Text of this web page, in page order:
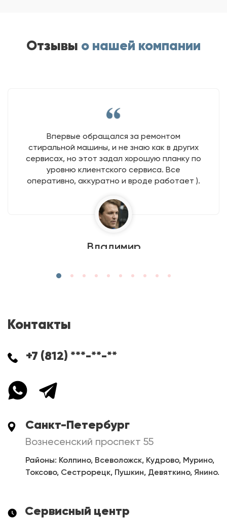
Отзывы о нашей компании
Впервые обращался за ремонтом
стиральной машины, и не знаю как в других
сервисах, но этот задал хорошую планку по
уровню клиентского сервиса. Все
оперативно, аккуратно и вроде работает ).
Владимир
Контакты
+7 (812) ***-**-**
Санкт-Петербург
Вознесенский проспект 55
Районы: Колпино, Всеволожск, Кудрово, Мурино,
Токсово, Сестрорецк, Пушкин, Девяткино, Янино.
Сервисный центр